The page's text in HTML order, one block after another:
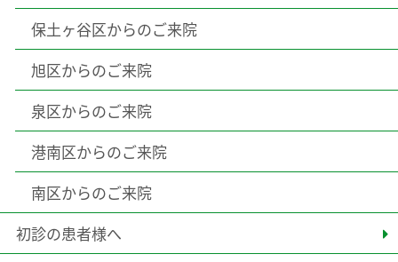
保土ヶ谷区からのご来院
旭区からのご来院
泉区からのご来院
港南区からのご来院
南区からのご来院
初診の患者様へ